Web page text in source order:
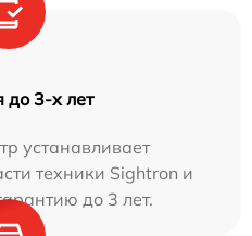
до 3-х лет
устанавливает
техники Sightron и
до 3 лет.